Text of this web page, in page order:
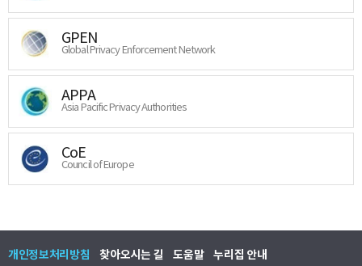
GPEN
Global Privacy Enforcement Network
APPA
Asia Pacific Privacy Authorities
CoE
Council of Europe
개인정보처리방침 찾아오시는 길 도움말 누리집 안내